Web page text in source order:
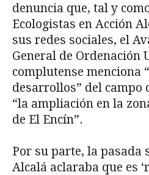
denuncia que, tal y
Ecologistas en Acción
sus redes sociales, el
General de Ordenación
complutense menciona
desarrollos” del campo
“la ampliación en la
de El Encín”.
Por su parte, la pasada
Alcalá aclaraba que es